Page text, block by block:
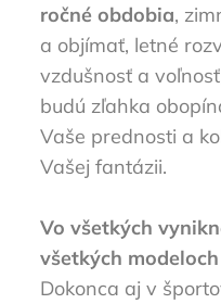
ročné obdobia,
a objímať, letné
vzdušnosť a
budú zľahka
Vaše prednosti a
Vašej fantázii.
Vo všetkých
všetkých
Dokonca aj v